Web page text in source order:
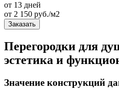
от 13 дней
от 2 150 руб./м2
Заказать
Перегородки для
эстетика и
Значение конструкций